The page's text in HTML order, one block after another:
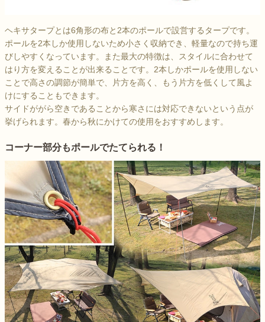
ヘキサタープとは6角形の布と2本のポールで設営するタープです。
ポールを2本しか使用しないため小さく収納でき、軽量なので持ち運
びしやすくなっています。また最大の特徴は、スタイルに合わせて
はり方を変えることが出来ることです。2本しかポールを使用しない
ことで高さの調節が簡単で、片方を高く、もう片方を低くして風よ
けにすることもできます。
サイドががら空きであることから寒さには対応できないという点が
挙げられます。春から秋にかけての使用をおすすめします。
コーナー部分もポールでたてられる！